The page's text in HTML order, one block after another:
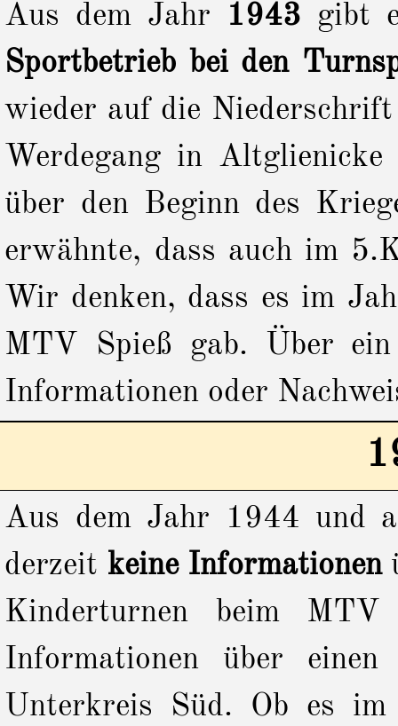
Aus dem Jahr 1943 gibt
Sportbetrieb bei den
wieder auf die
Werdegang in
über den Beginn des
erwähnte, dass auch im
Wir denken, dass es im
MTV Spieß gab. Über
Informationen oder
Aus dem Jahr 1944 und
derzeit keine Informationen
Kinderturnen beim
Informationen über
Unterkreis Süd. Ob es